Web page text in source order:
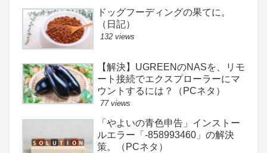
ドッグフーディングの果てに。
（日記）
132 views
【解決】UGREENのNASを、リモ
ート接続でエクスプローラーにマ
ウントするには？（PCネタ）
77 views
「やよいの青色申告」インストー
ルエラー「-858993460」の解決
策。（PCネタ）